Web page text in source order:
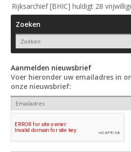
Rijksarchief [BHIC] huldigt 28
Zoeken
Aanmelden nieuwsbrief
Voer hieronder uw emailadres in
onze nieuwsbrief: